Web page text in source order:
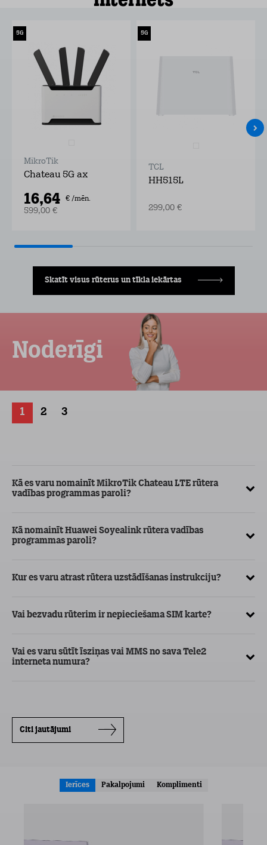
5G
MikroTik
Chateau 5G ax
16,64 € /mēn.
599,00 €
5G
TCL
HH515L
299,00 €
Skatīt visus rūterus un tīkla iekārtas
Noderīgi
1 2 3
Kā es varu nomainīt MikroTik Chateau LTE rūtera
vadības programmas paroli?
Kā nomainīt Huawei Soyealink rūtera vadības
programmas paroli?
Kur es varu atrast rūtera uzstādīšanas instrukciju?
Vai bezvadu rūterim ir nepieciešama SIM karte?
Vai es varu sūtīt īsziņas vai MMS no sava Tele2
interneta numura?
Citi jautājumi
Ierīces Pakalpojumi Komplimenti